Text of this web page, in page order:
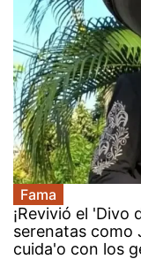
Fama
¡Revivió el 'Divo
serenatas como
cuida'o con los